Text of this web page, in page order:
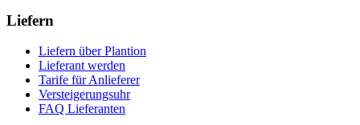
Liefern
Liefern über Plantion
Lieferant werden
Tarife für Anlieferer
Versteigerungsuhr
FAQ Lieferanten